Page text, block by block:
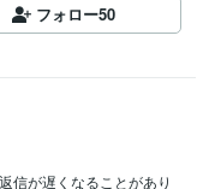
フォロー50
信が遅くなることがあり